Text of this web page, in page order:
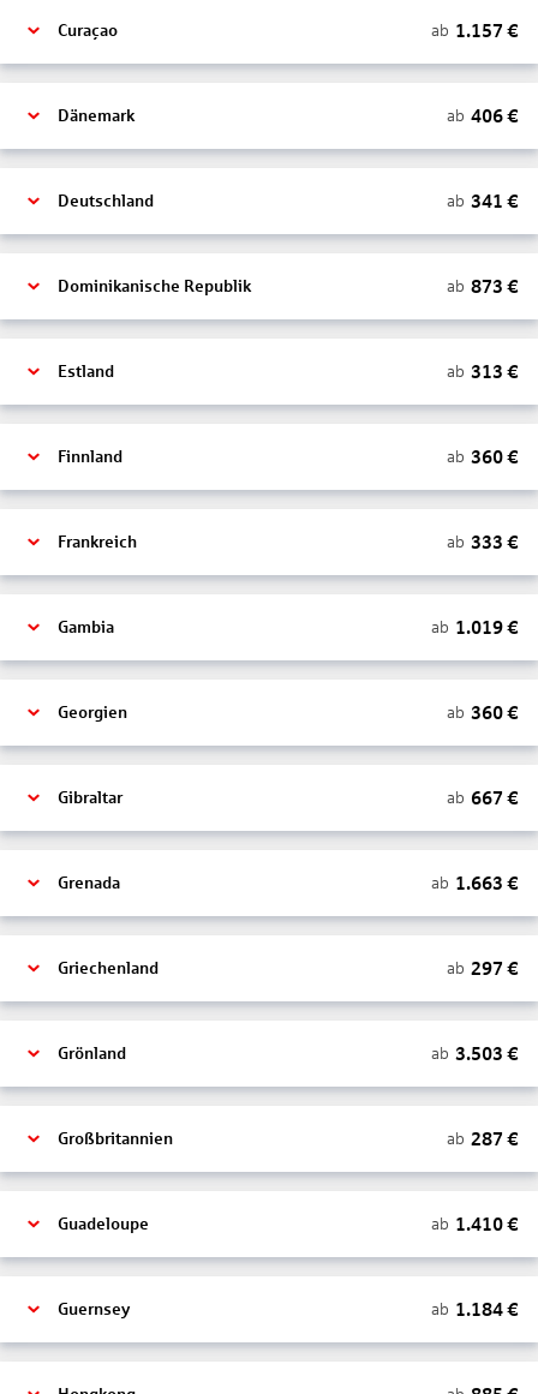
Curaçao ab 1.157 €
Dänemark ab 406€
Deutschland ab 341 €
Dominikanische Republik ab 873 €
Estland ab 313 €
Finnland ab 360€
Frankreich ab 333 €
Gambia ab 1.019€
Georgien ab 360€
Gibraltar ab 667 €
Grenada ab 1.663 €
Griechenland ab 297 €
Grönland ab 3.503 €
Großbritannien ab 287 €
Guadeloupe ab 1.410€
Guernsey ab 1.184€